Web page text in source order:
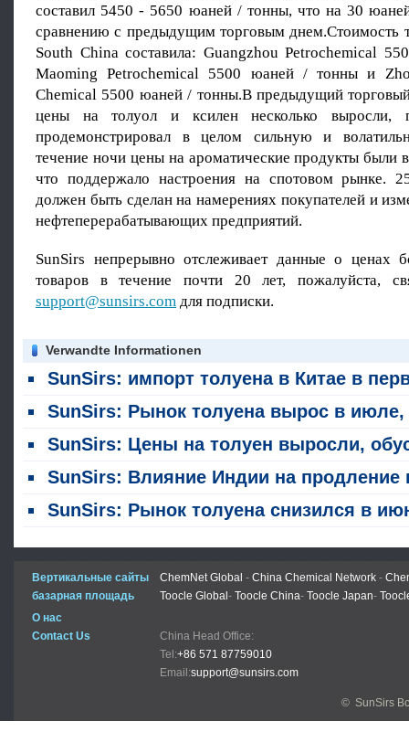
составил 5450 - 5650 юаней / тонны, что на 30
сравнению с предыдущим торговым днем.Стоимость
South China составила: Guangzhou Petrochemical
Maoming Petrochemical 5500 юаней / тонны и
Chemical 5500 юаней / тонны.В предыдущий
цены на толуол и ксилен несколько выросли,
продемонстрировал в целом сильную и
течение ночи цены на ароматические продукты были
что поддержало настроения на спотовом рынке.
должен быть сделан на намерениях покупателей и
нефтеперерабатывающих предприятий.
SunSirs непрерывно отслеживает данные о ценах
товаров в течение почти 20 лет, пожалуйста,
support@sunsirs.com для подписки.
Verwandte Informationen
SunSirs: импорт толуена в Китае в первой половине 2026 года почти достиг нуля; взрывный рост экспорта изменяет ландшафт торговли
SunSirs: Рынок толуена вырос в июле, подстегнув факторами как стоимости, так и спроса и
SunSirs: Цены на толуен выросли, обусловленные одновременным ростом как факторов затрат, так и динамики спроса и
SunSirs: Влияние Индии на продление политики нулевых тарифов на нефтехимические продукты на китайский рынок
SunSirs: Рынок толуена снизился в июне на фоне давления спроса и
Вертикальные сайты ChemNet Global - China Chemical Network -
базарная площадь
Toocle Global - Toocle China- Toocle Japan-
О нас
Contact Us
China Head Office:
Tel:+86 571 87759010
Email:support@sunsirs.com
© SunSirs